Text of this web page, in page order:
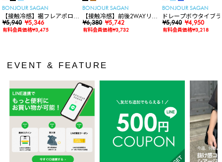
BONJOUR SAGAN
【接触冷感】裾フレアポロシ
ャツ
¥5,940 ¥5,346
有料会員価格¥3,475
BONJOUR SAGAN
【接触冷感】前後2WAYリブ
カットワンピース
¥6,380 ¥5,742
有料会員価格¥3,732
BONJOUR SAGAN
ドレープボウタイブ
ス
¥5,940 ¥4,950
有料会員価格¥3,218
EVENT & FEATURE